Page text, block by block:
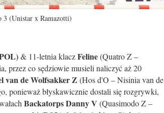
(Unistar x Ramazotti)
& 11-letnia klaczFeline(Quatro Z –
przez co sędziowie musieli naliczyć aż 20
van de Wolfsakker Z (Hos d'O – Nisinia van de
ponieważ błyskawicznie dostali się rozgrywki,
Backatorps Danny V (Quasimodo Z –